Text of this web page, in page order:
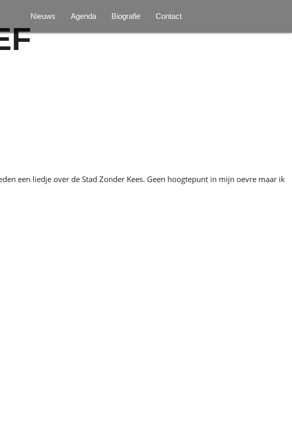
Nieuws Agenda Biografie Contact
een liedje over de Stad Zonder Kees. Geen hoogtepunt in mijn oevre maar ik